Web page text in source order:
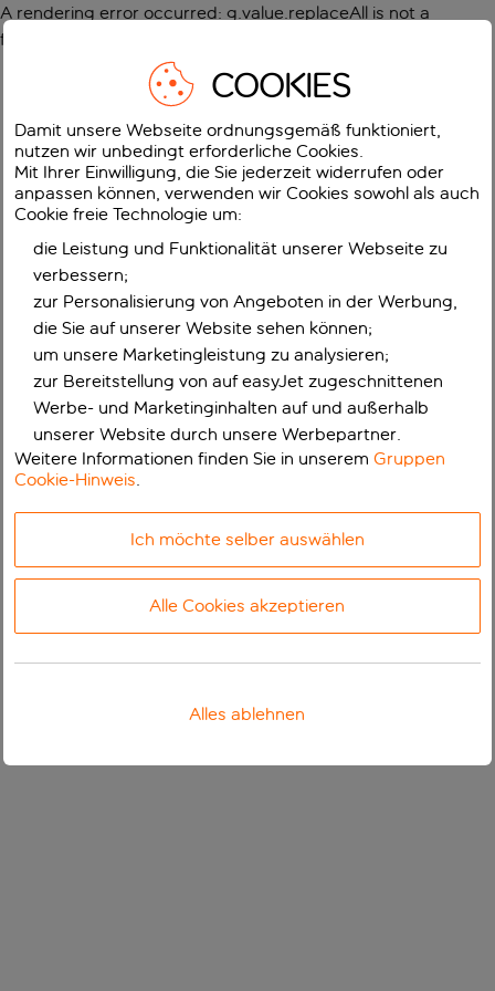
A rendering error occurred: g.value.replaceAll is not a
function
COOKIES
Damit unsere Webseite ordnungsgemäß funktioniert,
nutzen wir unbedingt erforderliche Cookies.
Mit Ihrer Einwilligung, die Sie jederzeit widerrufen oder
anpassen können, verwenden wir Cookies sowohl als auch
Cookie freie Technologie um:
die Leistung und Funktionalität unserer Webseite zu
verbessern;
zur Personalisierung von Angeboten in der Werbung,
die Sie auf unserer Website sehen können;
um unsere Marketingleistung zu analysieren;
zur Bereitstellung von auf easyJet zugeschnittenen
Werbe- und Marketinginhalten auf und außerhalb
unserer Website durch unsere Werbepartner.
Weitere Informationen finden Sie in unseremGruppen
Cookie-Hinweis.
Ich möchte selber auswählen
Alle Cookies akzeptieren
Alles ablehnen